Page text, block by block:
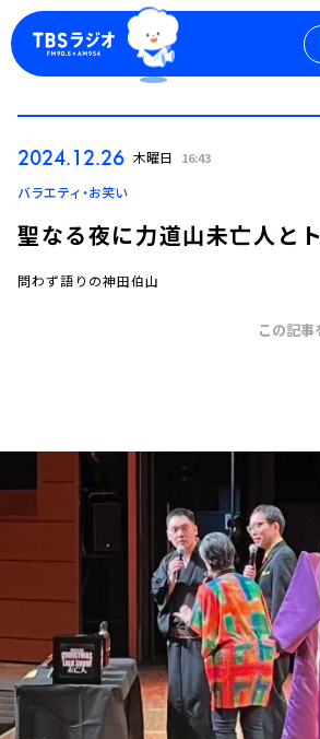
ログイン
トピックス
TBS Podcast
お知らせ
イベント・グッズ
YouTube
2024.12.26 木曜日 16:43
バラエティ・お笑い
聖なる夜に力道山未亡人と
問わず語りの神田伯山
この記事